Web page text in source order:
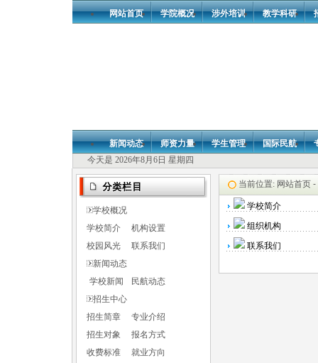
网站首页 学院概况 涉外培训 教学科研
新闻动态 师资力量 学生管理 国际民航
今天是 2026年8月6日 星期四
学校概况
学校简介
机构设置
校园风光
联系我们
新闻动态
学校新闻
民航动态
招生中心
招生简章
专业介绍
招生对象
报名方式
收费标准
就业方向
当前位置: 网站首页 -
学校简介
组织机构
联系我们